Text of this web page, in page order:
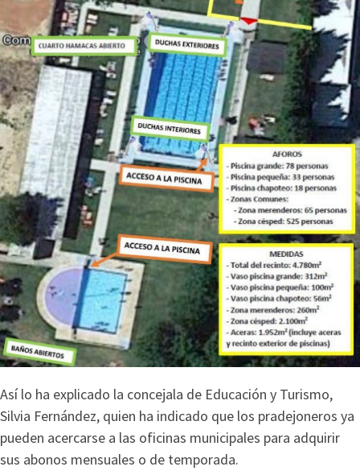
Así lo ha explicado la concejala de Educación y Turismo,
Silvia Fernández, quien ha indicado que los pradejoneros ya
pueden acercarse a las oficinas municipales para adquirir
sus abonos mensuales o de temporada.